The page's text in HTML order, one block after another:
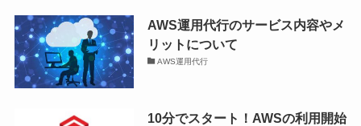
AWS運用代行のサービス内容やメ
リットについて
AWS運用代行
10分でスタート！AWSの利用開始